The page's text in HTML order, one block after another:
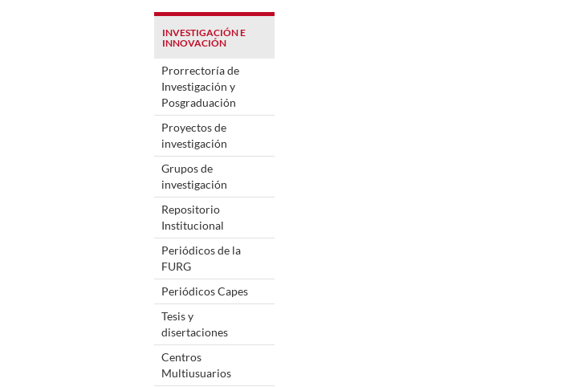
INVESTIGACIÓN E
INNOVACIÓN
Prorrectoría de
Investigación y
Posgraduación
Proyectos de
investigación
Grupos de
investigación
Repositorio
Institucional
Periódicos de la
FURG
Periódicos Capes
Tesis y
disertaciones
Centros
Multiusuarios